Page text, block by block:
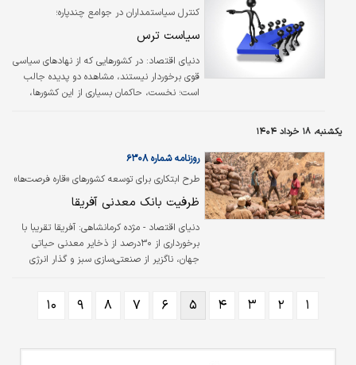
کنترل سیاستمداران در جوامع چندپاره؛
سیاست ترس
دنیای اقتصاد: در کشورهایی که از نهادهای سیاسی
قوی برخوردار نیستند، مشاهده دو پدیده جالب
است؛ نخست، حاکمان بسیاری از این کشورها،
جامعه نیز، که طبعا رضایت کمتری از حکومت
دارند، از حامیان حکومت به شمار می‌‌‌روند.
یکشنبه، ۱۸ خرداد ۱۴۰۴
طرح ابتکاری برای توسعه کشورهای «قاره فرصت‌ها»
روزنامه شماره ۶۳۰۸
ظرفیت بانک معدنی آفریقا
دنیای اقتصاد - مژده کرمانشاهی: آفریقا تقریبا با
برخورداری از ۳۰‌درصد از ذخایر معدنی حیاتی
جهان، ناگزیر از صنعتی‌‌‌سازی سبز و گذار انرژی
چیزی فراتر از یک تامین‌‌‌کننده بزرگ محسوب
می‌شود اما هنوز نتوانسته یک زنجیره ارزش قوی
برای بهره‌‌‌برداری از مزایای این ثروت معدنی برای
۱ ۲ ۳ ۴ ۵ ۶ ۷ ۸ ۹ ۱۰